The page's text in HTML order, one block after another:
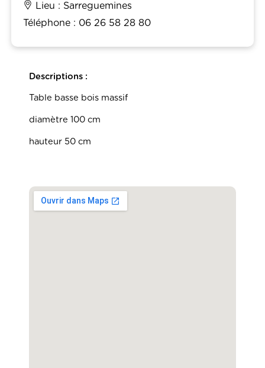
Lieu : Sarreguemines
Téléphone : 06 26 58 28 80
Descriptions :
Table basse bois massif
diamètre 100 cm
hauteur 50 cm